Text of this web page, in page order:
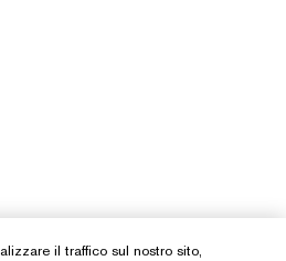
il traffico sul nostro sito,